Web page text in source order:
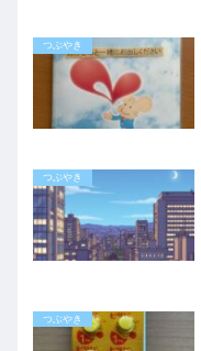
つぶやき
つぶやき
つぶやき